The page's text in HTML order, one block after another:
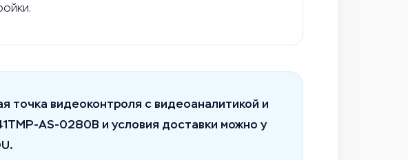
точка видеоконтроля с видеоаналитикой и
AS-0280B и условия доставки можно у